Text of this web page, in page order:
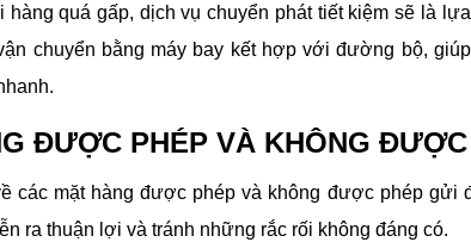
hàng quá gấp, dịch vụ chuyển phát tiết kiệm sẽ là
chuyển bằng máy bay kết hợp với đường bộ,
ĐƯỢC PHÉP VÀ KHÔNG
các mặt hàng được phép và không được phép gửi
ra thuận lợi và tránh những rắc rối không đáng có.